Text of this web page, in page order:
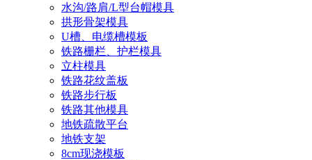
水沟/路肩/L型台帽模具
拱形骨架模具
U槽、电缆槽模板
铁路栅栏、护栏模具
立柱模具
铁路花纹盖板
铁路步行板
铁路其他模具
地铁疏散平台
地铁支架
8cm现浇模板